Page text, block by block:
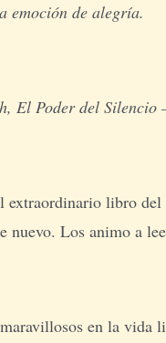
emoción de alegría.
El Poder del Silencio
extraordinario libro
nuevo. Los animo a
en la vida